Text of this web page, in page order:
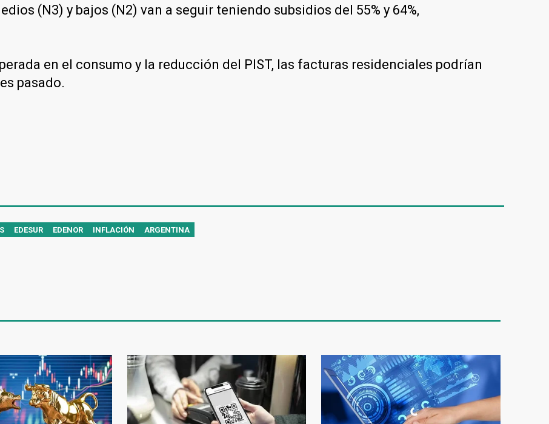
(N3) y bajos (N2) van a seguir teniendo subsidios del 55% y 64%,
en el consumo y la reducción del PIST, las facturas residenciales podrían
pasado.
EDESUR EDENOR INFLACIÓN ARGENTINA